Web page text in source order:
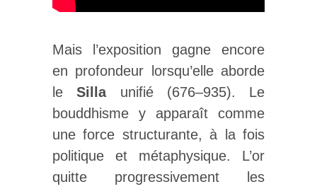
Mais l’exposition gagne encore
en profondeur lorsqu’elle aborde
leSillaunifié (676–935). Le
bouddhisme y apparaît comme
une force structurante, à la fois
politique et métaphysique. L’or
quitte progressivement les